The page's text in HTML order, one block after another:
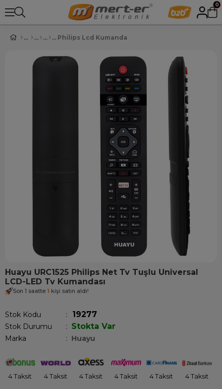
0
Philips Lcd Kumanda
Huayu URC1525 Philips Net Tv Tuşlu Universal
LCD-LED Tv Kumandası
Son 1 saatte 1 kişi satın aldı!
Stok Kodu 19277
Stok Durumu : Stokta Var
Marka : Huayu
4 Taksit 4 Taksit 4 Taksit 4 Taksit 4 Taksit 4 Taksit